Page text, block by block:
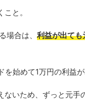
と。
場合は、 利益が出て
始めて1万円の利益が
いため、ずっと元手